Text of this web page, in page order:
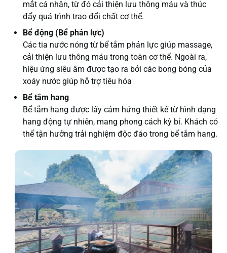
mắt cá nhân, từ đó cải thiện lưu thông máu và thúc
đẩy quá trình trao đổi chất cơ thể.
Bể động (Bể phản lực)
Các tia nước nóng từ bể tắm phản lực giúp massage,
cải thiện lưu thông máu trong toàn cơ thể. Ngoài ra,
hiệu ứng siêu âm được tạo ra bởi các bong bóng của
xoáy nước giúp hỗ trợ tiêu hóa
Bể tắm hang
Bể tắm hang được lấy cảm hứng thiết kế từ hình dạng
hang động tự nhiên, mang phong cách kỳ bí. Khách có
thể tận hưởng trải nghiệm độc đáo trong bể tắm hang.